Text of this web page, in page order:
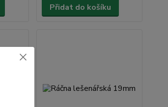
Přidat do košíku